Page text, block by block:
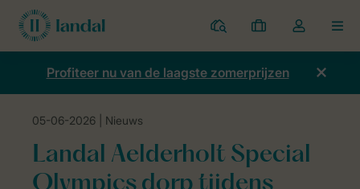
Parken
Mijn
boekingen
Open
de
dropdown
Profiteer nu van de laagste zomerprijzen
Nieuws
05-06-2026 | Nieuws
Landal Aelderholt Special